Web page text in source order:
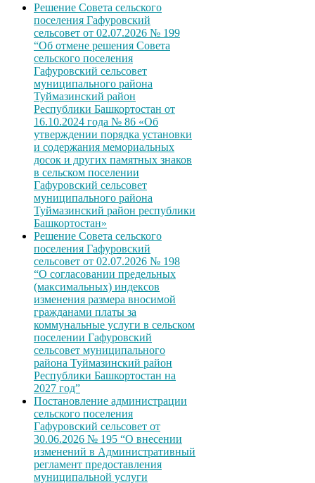
Решение Совета сельского
поселения Гафуровский
сельсовет от 02.07.2026 № 199
“Об отмене решения Совета
сельского поселения
Гафуровский сельсовет
муниципального района
Туймазинский район
Республики Башкортостан от
16.10.2024 года № 86 «Об
утверждении порядка установки
и содержания мемориальных
досок и других памятных знаков
в сельском поселении
Гафуровский сельсовет
муниципального района
Туймазинский район республики
Башкортостан»
Решение Совета сельского
поселения Гафуровский
сельсовет от 02.07.2026 № 198
“О согласовании предельных
(максимальных) индексов
изменения размера вносимой
гражданами платы за
коммунальные услуги в сельском
поселении Гафуровский
сельсовет муниципального
района Туймазинский район
Республики Башкортостан на
2027 год”
Постановление администрации
сельского поселения
Гафуровский сельсовет от
30.06.2026 № 195 “О внесении
изменений в Административный
регламент предоставления
муниципальной услуги